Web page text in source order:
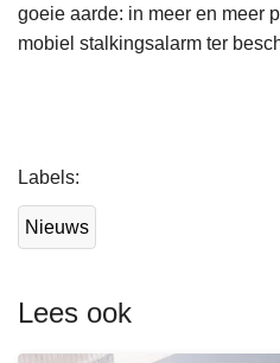
goeie aarde: in meer en meer
mobiel stalkingsalarm ter
Labels
Nieuws
Lees ook
e
e
s
e
e
r